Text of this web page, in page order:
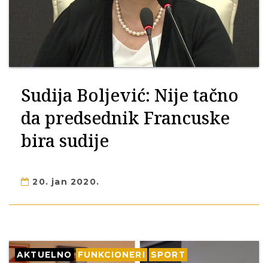
Sudija Boljević: Nije tačno
da predsednik Francuske
bira sudije
20. jan 2020.
AKTUELNO FUNKCIONERI SPORT